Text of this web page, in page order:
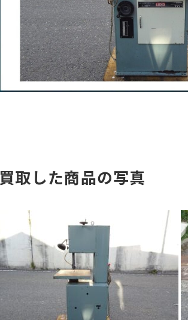
買取した商品の写真